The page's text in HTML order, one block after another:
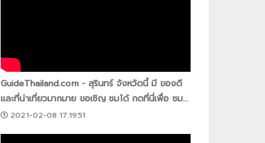
GuideThailand.com - สุรินทร์ จังหวัดนี้ มี ของดี
และที่น่าเที่ยวมากมาย ขอเชิญ ชมได้ กดที่นี่เพื่อ ชม...
2021-02-08 17:19:51